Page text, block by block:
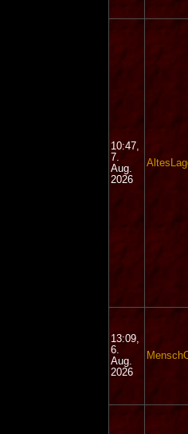
10:47,
7.
Aug.
2026
13:09,
6.
Aug.
2026